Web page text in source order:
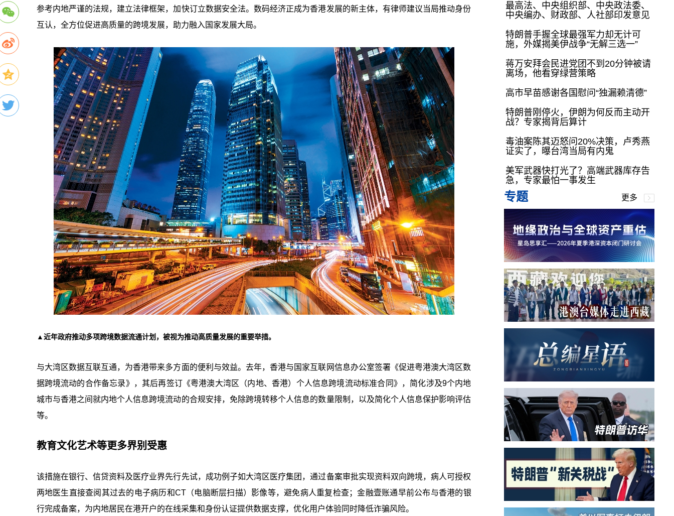
参考内地严谨的法规，建立法律框架，加快订立数据安全法。数码经济正成为香港发展的新主体，有律师建议当局推动身份
互认，全方位促进高质量的跨境发展，助力融入国家发展大局。
▲近年政府推动多项跨境数据流通计划，被视为推动高质量发展的重要举措。
与大湾区数据互联互通，为香港带来多方面的便利与效益。去年，香港与国家互联网信息办公室签署《促进粤港澳大湾区数
据跨境流动的合作备忘录》，其后再签订《粤港澳大湾区（内地、香港）个人信息跨境流动标准合同》，简化涉及9个内地
城市与香港之间就内地个人信息跨境流动的合规安排，免除跨境转移个人信息的数量限制，以及简化个人信息保护影响评估
等。
教育文化艺术等更多界别受惠
该措施在银行、信贷资料及医疗业界先行先试，成功例子如大湾区医疗集团，通过备案审批实现资料双向跨境，病人可授权
两地医生直接查阅其过去的电子病历和CT（电脑断层扫描）影像等，避免病人重复检查；金融壹账通早前公布与香港的银
行完成备案，为内地居民在港开户的在线采集和身份认证提供数据支撑，优化用户体验同时降低诈骗风险。
最高法、中央组织部、中央政法委、
中央编办、财政部、人社部印发意见
特朗普手握全球最强军力却无计可
施，外媒揭美伊战争“无解三选一”
蒋万安拜会民进党团不到20分钟被请
离场，他看穿绿营策略
高市早苗感谢各国慰问“独漏赖清德”
特朗普刚停火，伊朗为何反而主动开
战？专家揭背后算计
毒油案陈其迈怒问20%决策，卢秀燕
证实了，曝台湾当局有内鬼
美军武器快打光了？高端武器库存告
急，专家最怕一事发生
专题 更多